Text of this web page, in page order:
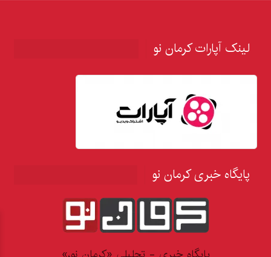
لینک آپارات کرمان نو
پایگاه خبری کرمان نو